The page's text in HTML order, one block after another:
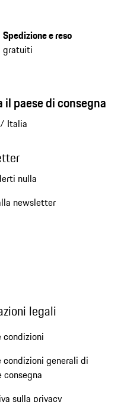
Spedizione e reso
gratuiti
il paese di consegna
/ Italia
nulla
newsletter
legali
condizioni
condizioni generali di
consegna
sulla privacy